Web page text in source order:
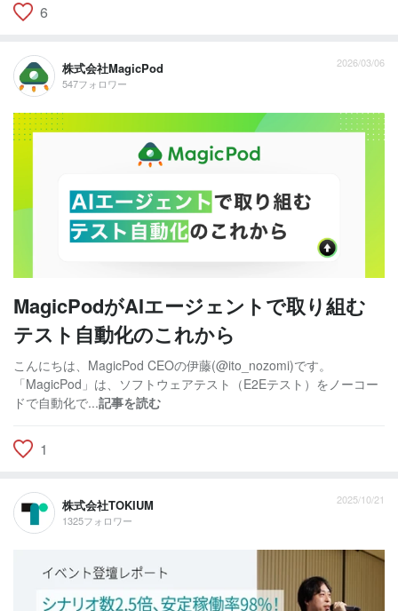
6
株式会社MagicPod
547フォロワー
2026/03/06
MagicPodがAIエージェントで取り組む
テスト自動化のこれから
こんにちは、MagicPod CEOの伊藤(@ito_nozomi)です。
「MagicPod」は、ソフトウェアテスト（E2Eテスト）をノーコー
ドで自動化で...記事を読む
1
株式会社TOKIUM
1325フォロワー
2025/10/21